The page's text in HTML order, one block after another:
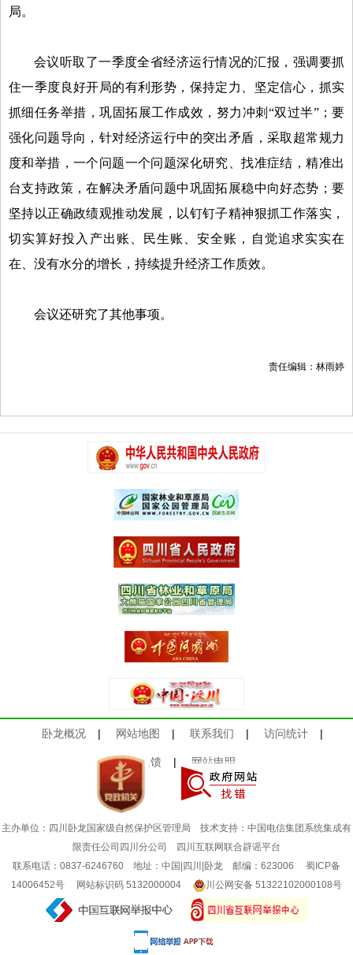
局。
会议听取了一季度全省经济运行情况的汇报，强调要抓
住一季度良好开局的有利形势，保持定力、坚定信心，抓实
抓细任务举措，巩固拓展工作成效，努力冲刺“双过半”；要
强化问题导向，针对经济运行中的突出矛盾，采取超常规力
度和举措，一个问题一个问题深化研究、找准症结，精准出
台支持政策，在解决矛盾问题中巩固拓展稳中向好态势；要
坚持以正确政绩观推动发展，以钉钉子精神狠抓工作落实，
切实算好投入产出账、民生账、安全账，自觉追求实实在
在、没有水分的增长，持续提升经济工作质效。
会议还研究了其他事项。
责任编辑：林雨婷
卧龙概况 | 网站地图 | 联系我们 | 访问统计 |
意见反馈 | 网站申明
主办单位：四川卧龙国家级自然保护区管理局 技术支持：中国电信集团系统集成有
限责任公司四川分公司
四川互联网联合辟谣平台
联系电话：0837-6246760 地址：中国|四川|卧龙 邮编：623006 蜀ICP备
14006452号 网站标识码 5132000004 川公网安备 51322102000108号